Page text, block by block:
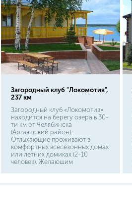
Загородный клуб "Локомотив",
237 км
Загородный клуб «Локомотив»
находится на берегу озера в 30-
ти км от Челябинска
(Аргаяшский район).
Отдыхающие проживают в
комфортных всесезонных домах
или летних домиках (2-10
человек). Желающим